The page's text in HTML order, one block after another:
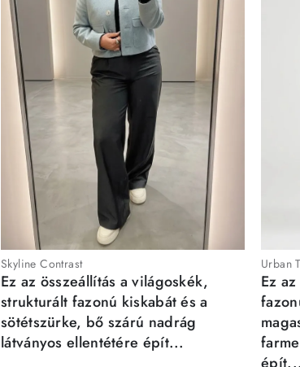
Skyline Contrast
Ez az összeállítás a világoskék,
strukturált fazonú kiskabát és a
sötétszürke, bő szárú nadrág
látványos ellentétére épít...
Urban
Ez